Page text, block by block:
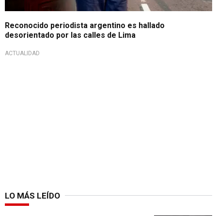
Reconocido periodista argentino es hallado
desorientado por las calles de Lima
ACTUALIDAD
LO MÁS LEÍDO